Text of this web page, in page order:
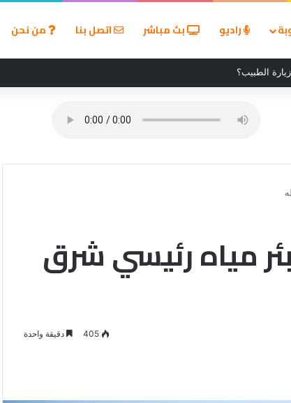
راديو بث مباشر اتصل بنا من نحن
الطبيب؟
مياه رئيسي شرق
405 دقيقة واحدة